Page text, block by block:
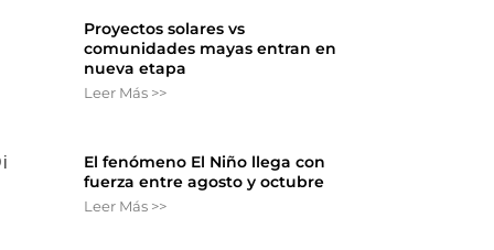
Proyectos solares vs
comunidades mayas entran en
nueva etapa
Leer Más >>
El fenómeno El Niño llega con
fuerza entre agosto y octubre
Leer Más >>